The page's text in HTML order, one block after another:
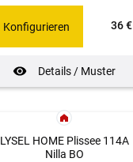
36 €
Details / Muster
Konfigurieren
LYSEL HOME Plissee 114A
Nilla BO